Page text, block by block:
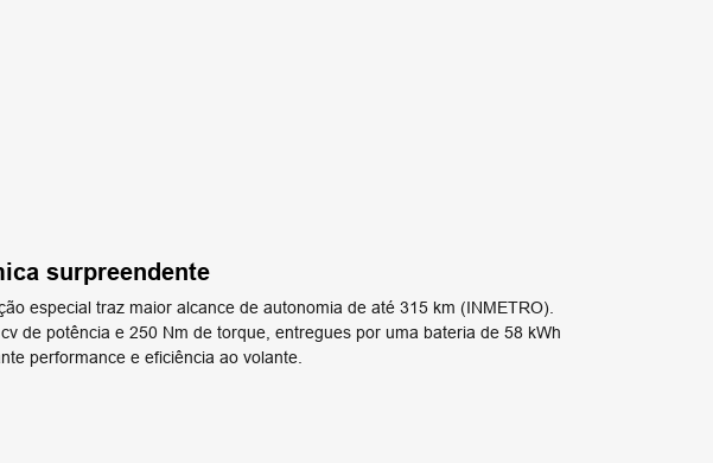
surpreendente
especial traz maior alcance de autonomia de até 315 km (INMETRO).
de potência e 250 Nm de torque, entregues por uma bateria de 58 kWh
performance e eficiência ao volante.